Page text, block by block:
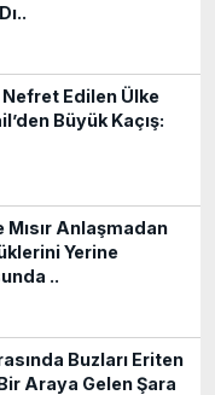
Edilen Ülke
Büyük Kaçış:
Anlaşmadan
Yerine
..
Buzları Eriten
Araya Gelen Şara